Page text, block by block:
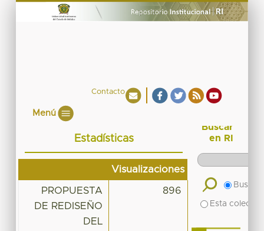
Contacto
Menú
Estadísticas
Visualizaciones
PROPUESTA
DE REDISEÑO
DEL
896
Buscar
en RI
Buscar
Esta